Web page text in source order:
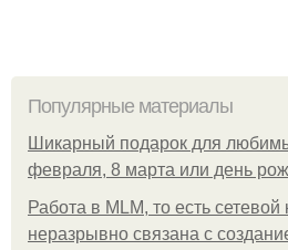
Популярные материалы
Шикарный подарок для
февраля, 8 марта или день
Работа в MLM, то есть
неразрывно связана с